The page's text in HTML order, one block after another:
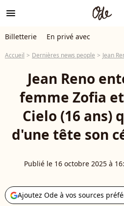
menu
Billetterie En privé avec
Accueil Dernières news people Jean
Jean Reno
femme Zofia
Cielo (16 ans)
d'une tête son
Publié le 16 octobre 2025 à
Ajoutez Ode à vos sources